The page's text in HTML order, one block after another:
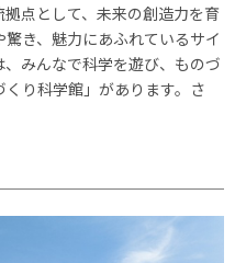
拠点として、未来の創造力を育
き、魅力にあふれているサイ
みんなで科学を遊び、ものづ
り科学館」があります。さ